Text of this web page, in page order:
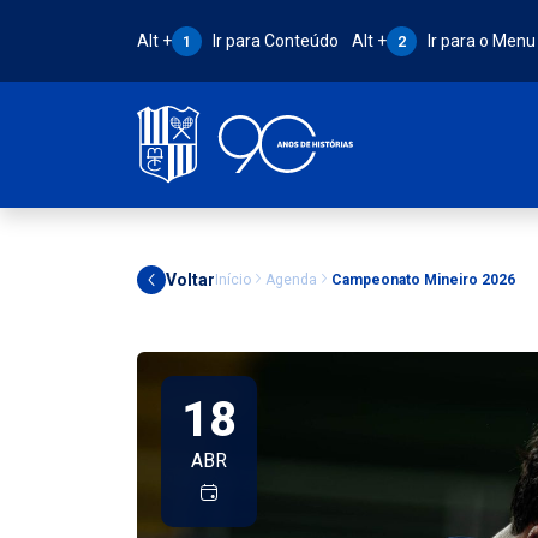
Atalho Alt + 1:
Alt + 1 Ir para Conteúdo Atalho Alt + 2:
Alt + 2 Ir para o Menu
Voltar Início Agenda Campeonato Mineiro 2026
18
ABR